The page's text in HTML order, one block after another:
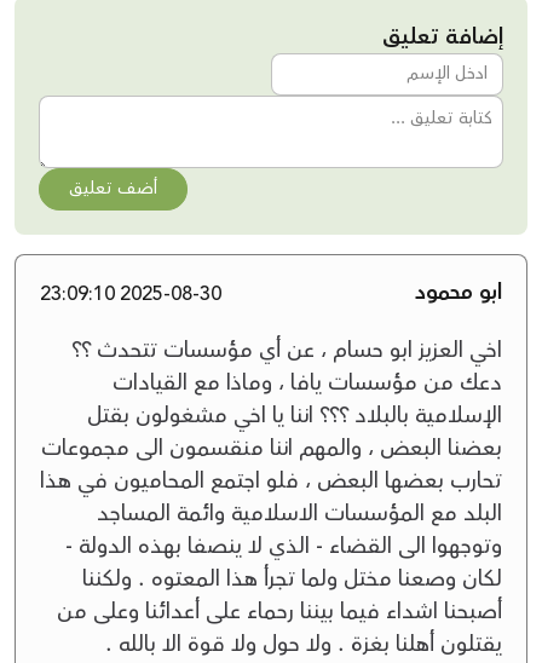
إضافة تعليق
أضف تعليق
ابو محمود 2025-08-30 23:09:10
اخي العزيز ابو حسام ، عن أي مؤسسات تتحدث ؟؟
دعك من مؤسسات يافا ، وماذا مع القيادات
الإسلامية بالبلاد ؟؟؟ اننا يا اخي مشغولون بقتل
بعضنا البعض ، والمهم اننا منقسمون الى مجموعات
تحارب بعضها البعض ، فلو اجتمع المحاميون في هذا
البلد مع المؤسسات الاسلامية وائمة المساجد
وتوجهوا الى القضاء - الذي لا ينصفا بهذه الدولة -
لكان وصعنا مختل ولما تجرأ هذا المعتوه . ولكننا
أصبحنا اشداء فيما بيننا رحماء على أعدائنا وعلى من
يقتلون أهلنا بغزة . ولا حول ولا قوة الا بالله .